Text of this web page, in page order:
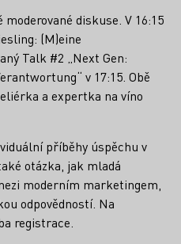
diskuse. V 16:15
(M)eine
Talk #2 „Next Gen:
v 17:15. Obě
a expertka na víno
příběhy úspěchu v
otázka, jak mladá
moderním marketingem,
odpovědností. Na
registrace.